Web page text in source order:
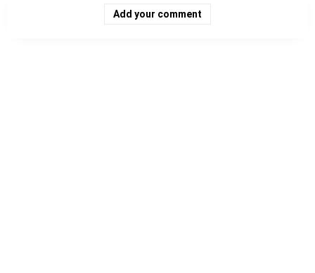
Add your comment